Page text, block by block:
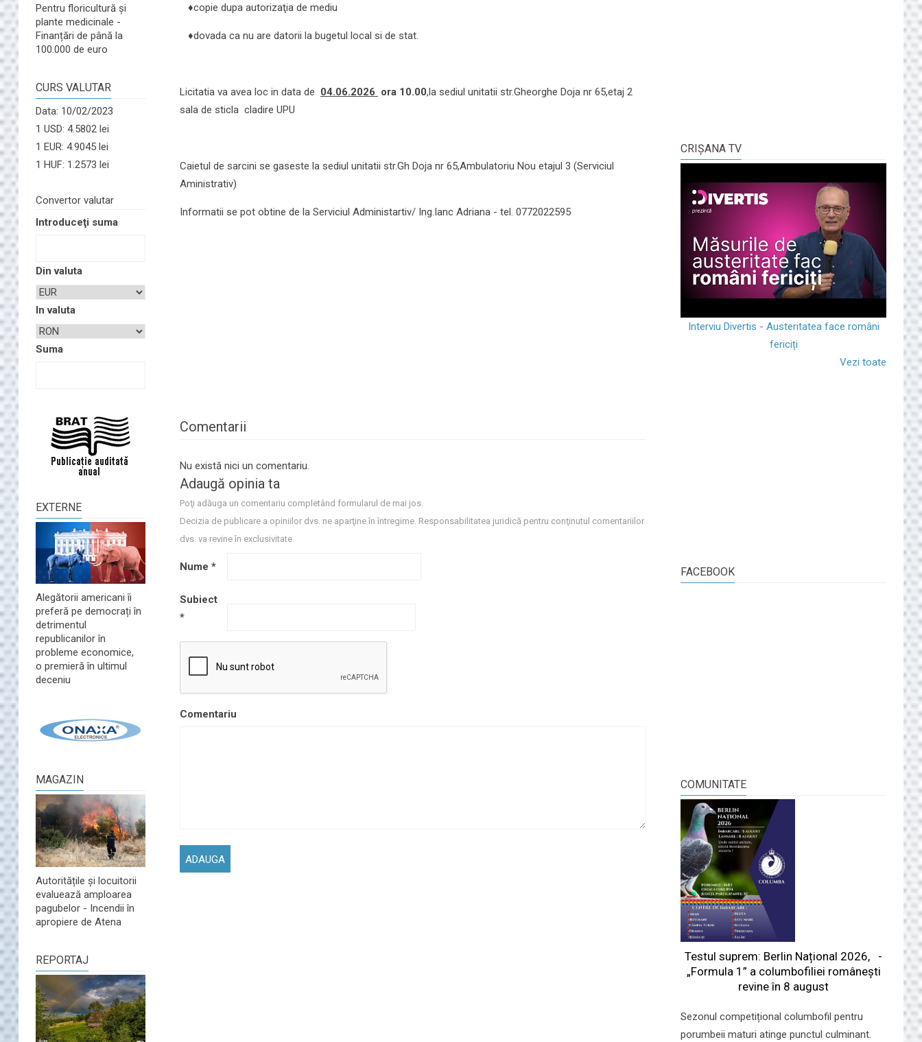
Pentru floricultură și
plante medicinale -
Finanțări de până la
100.000 de euro
CURS VALUTAR
Data: 10/02/2023
1 USD: 4.5802 lei
1 EUR: 4.9045 lei
1 HUF: 1.2573 lei
Convertor valutar
Introduceţi suma
Din valuta
In valuta
Suma
EXTERNE
Alegătorii americani îi
preferă pe democrați în
detrimentul
republicanilor în
probleme economice,
o premieră în ultimul
deceniu
MAGAZIN
Autoritățile și locuitorii
evaluează amploarea
pagubelor - Incendii în
apropiere de Atena
REPORTAJ
♦copie dupa autorizaţia de mediu
♦dovada ca nu are datorii la bugetul local si de stat.
Licitatia va avea loc in data de 04.06.2026 ora 10.00,la sediul unitatii str.Gheorghe Doja nr 65,etaj 2
sala de sticla cladire UPU
Caietul de sarcini se gaseste la sediul unitatii str.Gh Doja nr 65,Ambulatoriu Nou etajul 3 (Serviciul
Aministrativ)
Informatii se pot obtine de la Serviciul Administartiv/ Ing.Ianc Adriana - tel. 0772022595
Comentarii
Nu există nici un comentariu.
Adaugă opinia ta
Poţi adăuga un comentariu completând formularul de mai jos.
Decizia de publicare a opiniilor dvs. ne aparţine în întregime. Responsabilitatea juridică pentru conţinutul comentariilor
dvs. va revine în exclusivitate.
Nume *
Subiect
*
Comentariu
CRIŞANA TV
Interviu Divertis - Austeritatea face români
fericiți
Vezi toate
FACEBOOK
COMUNITATE
Testul suprem: Berlin Național 2026, -
„Formula 1” a columbofiliei româneşti
revine în 8 august
Sezonul competițional columbofil pentru
porumbeii maturi atinge punctul culminant.